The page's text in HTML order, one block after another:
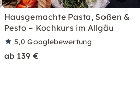
Hausgemachte Pasta, Soßen &
Pesto – Kochkurs im Allgäu
5,0Googlebewertung
ab 139 €